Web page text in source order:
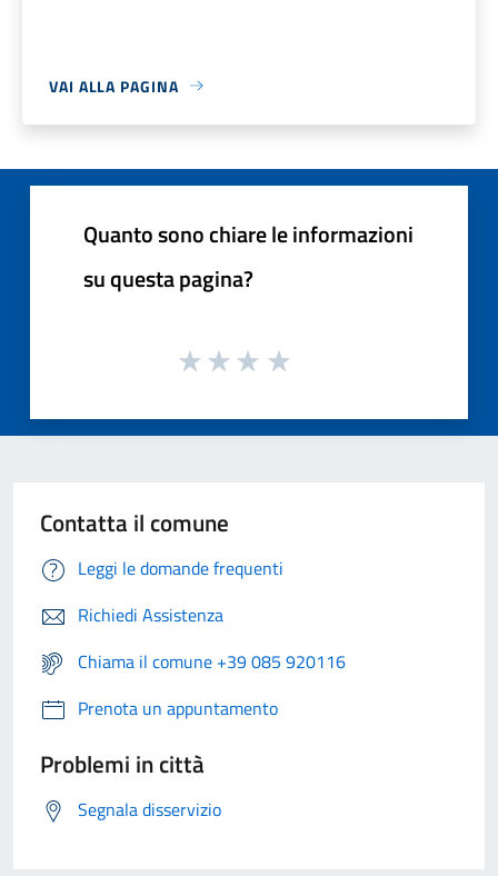
VAI ALLA PAGINA
Quanto sono chiare le informazioni
su questa pagina?
Contatta il comune
Leggi le domande frequenti
Richiedi Assistenza
Chiama il comune +39 085 920116
Prenota un appuntamento
Problemi in città
Segnala disservizio